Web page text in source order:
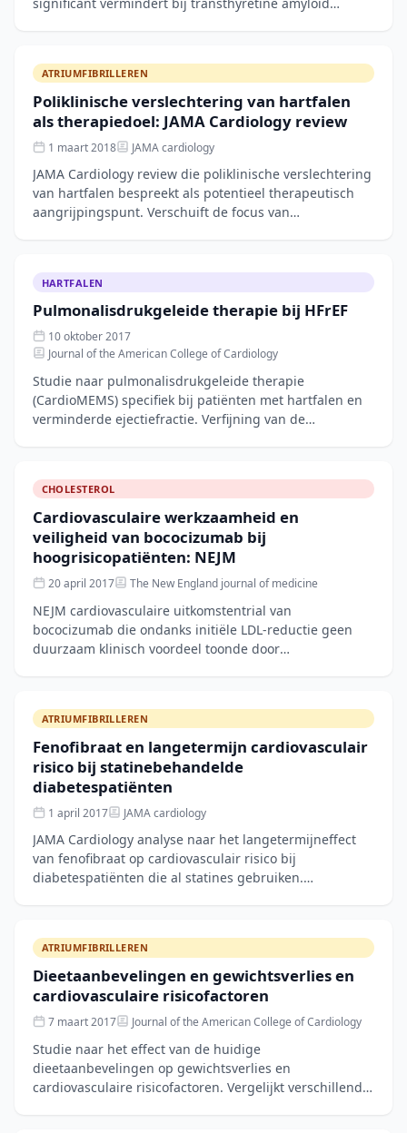
ATRIUMFIBRILLEREN
Poliklinische verslechtering van hartfalen
als therapiedoel: JAMA Cardiology review
1 maart 2018 JAMA cardiology
JAMA Cardiology review die poliklinische verslechtering
van hartfalen bespreekt als potentieel therapeutisch
aangrijpingspunt. Verschuift de focus van
HARTFALEN
Pulmonalisdrukgeleide therapie bij HFrEF
10 oktober 2017
Journal of the American College of Cardiology
Studie naar pulmonalisdrukgeleide therapie
(CardioMEMS) specifiek bij patiënten met hartfalen en
verminderde ejectiefractie. Verfijning van de
CHOLESTEROL
Cardiovasculaire werkzaamheid en
veiligheid van bococizumab bij
hoogrisicopatiënten: NEJM
20 april 2017 The New England journal of medicine
NEJM cardiovasculaire uitkomstentrial van
bococizumab die ondanks initiële LDL-reductie geen
duurzaam klinisch voordeel toonde door
ATRIUMFIBRILLEREN
Fenofibraat en langetermijn cardiovasculair
risico bij statinebehandelde
diabetespatiënten
1 april 2017 JAMA cardiology
JAMA Cardiology analyse naar het langetermijneffect
van fenofibraat op cardiovasculair risico bij
diabetespatiënten die al statines gebruiken.
ATRIUMFIBRILLEREN
Dieetaanbevelingen en gewichtsverlies en
cardiovasculaire risicofactoren
7 maart 2017 Journal of the American College of Cardiology
Studie naar het effect van de huidige
dieetaanbevelingen op gewichtsverlies en
cardiovasculaire risicofactoren. Vergelijkt verschillende